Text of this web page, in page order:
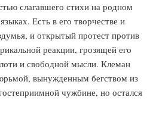
слагавшего стихи на родном
Есть в его творчестве и
и открытый протест против
реакции, грозящей его
и свободной мысли. Клеман
вынужденным бегством из
чужбине, но остался